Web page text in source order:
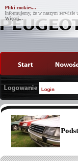
Pliki cookies...
Informujemy, że w naszym serwisie
Więcej...